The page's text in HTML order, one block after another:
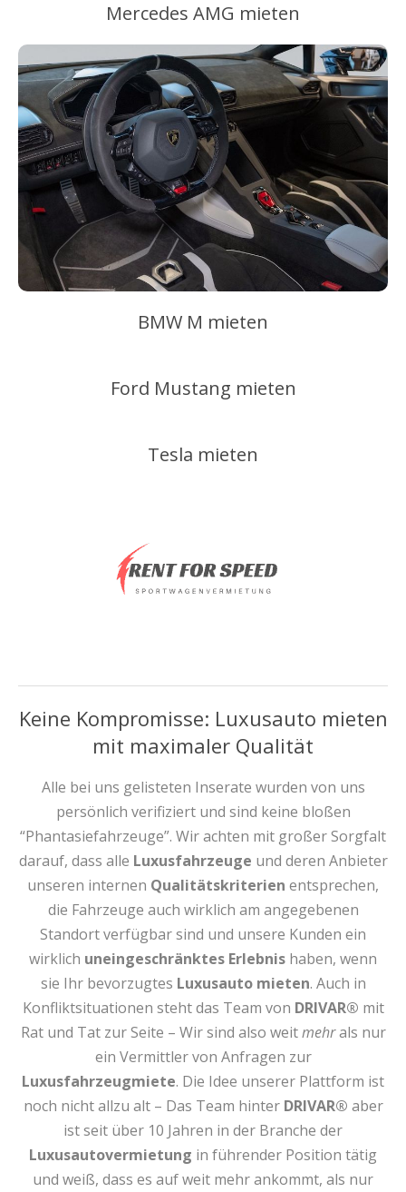
Mercedes AMG mieten
BMW M mieten
Ford Mustang mieten
Tesla mieten
Keine Kompromisse: Luxusauto mieten
mit maximaler Qualität
Alle bei uns gelisteten Inserate wurden von uns
persönlich verifiziert und sind keine bloßen
“Phantasiefahrzeuge”. Wir achten mit großer Sorgfalt
darauf, dass alle Luxusfahrzeuge und deren Anbieter
unseren internen Qualitätskriterien entsprechen,
die Fahrzeuge auch wirklich am angegebenen
Standort verfügbar sind und unsere Kunden ein
wirklich uneingeschränktes Erlebnis haben, wenn
sie Ihr bevorzugtes Luxusauto mieten. Auch in
Konfliktsituationen steht das Team von DRIVAR® mit
Rat und Tat zur Seite – Wir sind also weitmehrals nur
ein Vermittler von Anfragen zur
Luxusfahrzeugmiete. Die Idee unserer Plattform ist
noch nicht allzu alt – Das Team hinter DRIVAR® aber
ist seit über 10 Jahren in der Branche der
Luxusautovermietung in führender Position tätig
und weiß, dass es auf weit mehr ankommt, als nur